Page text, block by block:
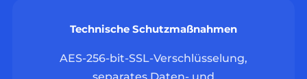
Technische Schutzmaßnahmen
AES-256-bit-SSL-Verschlüsselung,